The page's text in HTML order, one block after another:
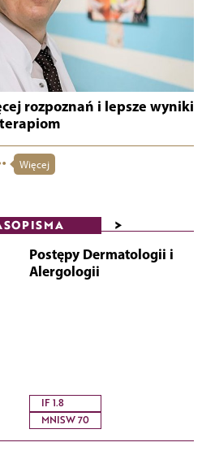
rozpoznań i lepsze wyniki
Więcej
>
Postępy Dermatologii i
Alergologii
IF 1.8
MNISW 70